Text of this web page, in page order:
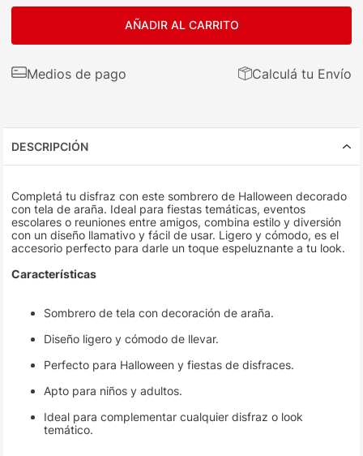
AÑADIR AL CARRITO
Medios de pago Calculá tu Envío
DESCRIPCIÓN
Completá tu disfraz con este sombrero de Halloween decorado
con tela de araña. Ideal para fiestas temáticas, eventos
escolares o reuniones entre amigos, combina estilo y diversión
con un diseño llamativo y fácil de usar. Ligero y cómodo, es el
accesorio perfecto para darle un toque espeluznante a tu look.
Características
Sombrero de tela con decoración de araña.
Diseño ligero y cómodo de llevar.
Perfecto para Halloween y fiestas de disfraces.
Apto para niños y adultos.
Ideal para complementar cualquier disfraz o look
temático.